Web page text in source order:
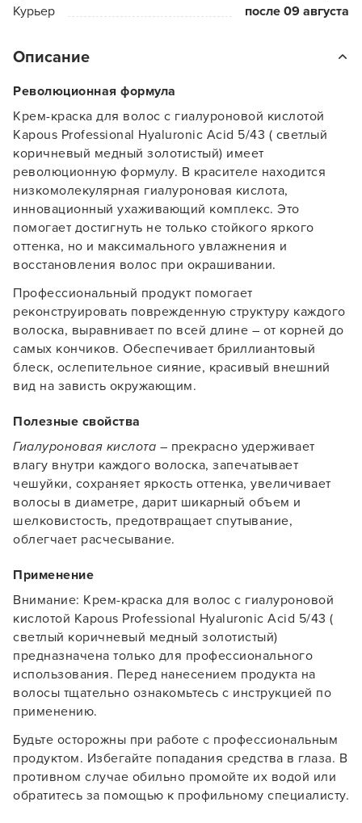
Курьер
после 09 августа
Описание
Революционная формула
Крем-краска для волос с гиалуроновой кислотой
Kapous Professional Hyaluronic Acid 5/43 ( светлый
коричневый медный золотистый) имеет
революционную формулу. В красителе находится
низкомолекулярная гиалуроновая кислота,
инновационный ухаживающий комплекс. Это
помогает достигнуть не только стойкого яркого
оттенка, но и максимального увлажнения и
восстановления волос при окрашивании.
Профессиональный продукт помогает
реконструировать поврежденную структуру каждого
волоска, выравнивает по всей длине – от корней до
самых кончиков. Обеспечивает бриллиантовый
блеск, ослепительное сияние, красивый внешний
вид на зависть окружающим.
Полезные свойства
Гиалуроновая кислота – прекрасно удерживает
влагу внутри каждого волоска, запечатывает
чешуйки, сохраняет яркость оттенка, увеличивает
волосы в диаметре, дарит шикарный объем и
шелковистость, предотвращает спутывание,
облегчает расчесывание.
Применение
Внимание: Крем-краска для волос с гиалуроновой
кислотой Kapous Professional Hyaluronic Acid 5/43 (
светлый коричневый медный золотистый)
предназначена только для профессионального
использования. Перед нанесением продукта на
волосы тщательно ознакомьтесь с инструкцией по
применению.
Будьте осторожны при работе с профессиональным
продуктом. Избегайте попадания средства в глаза. В
противном случае обильно промойте их водой или
обратитесь за помощью к профильному специалисту.
Заяц–робот
В новом приложении RedHare Market для Android
смотреть товары и оформлять заказы — удобнее и
намного быстрее!
УСТАНОВИТЬ ИЗ GOOGLE PLAY
ПРОДОЛЖУ ЗДЕСЬ